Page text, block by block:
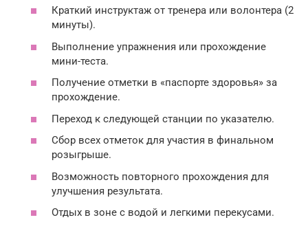
Краткий инструктаж от тренера или волонтера (2
минуты).
Выполнение упражнения или прохождение
мини-теста.
Получение отметки в «паспорте здоровья» за
прохождение.
Переход к следующей станции по указателю.
Сбор всех отметок для участия в финальном
розыгрыше.
Возможность повторного прохождения для
улучшения результата.
Отдых в зоне с водой и легкими перекусами.